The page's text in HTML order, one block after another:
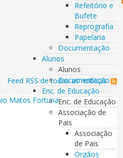
Refeitório e
Bufete
Reprografia
Papelaria
Documentação
Alunos
Alunos
Documentação
Enc. de Educação
Enc. de Educação
Associação de
Pais
Associação
de Pais
Orgãos
Feed RSS de todas as notícias